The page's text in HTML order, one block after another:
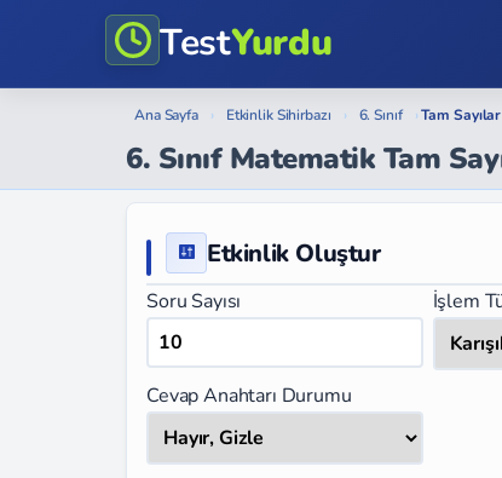
TestYurdu
Ana Sayfa › Etkinlik Sihirbazı › 6. Sınıf › Tam
6. Sınıf Matematik Tam
Etkinlik Oluştur
Soru Sayısı İşlem
Cevap Anahtarı Durumu